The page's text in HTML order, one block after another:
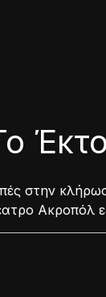
στην
Ακροπόλ